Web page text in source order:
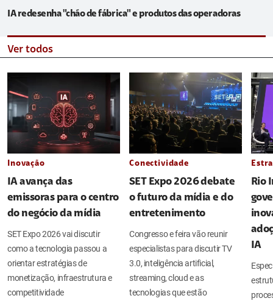
IA redesenha "chão de fábrica" e produtos das operadoras
Ver todos
Inovação
IA avança das
emissoras para o centro
do negócio da mídia
SET Expo 2026 vai discutir
como a tecnologia passou a
orientar estratégias de
monetização, infraestrutura e
competitividade
Conectividade
SET Expo 2026 debate
o futuro da mídia e do
entretenimento
Congresso e feira vão reunir
especialistas para discutir TV
3.0, inteligência artificial,
streaming, cloud e as
tecnologias que estão
Rio
IA